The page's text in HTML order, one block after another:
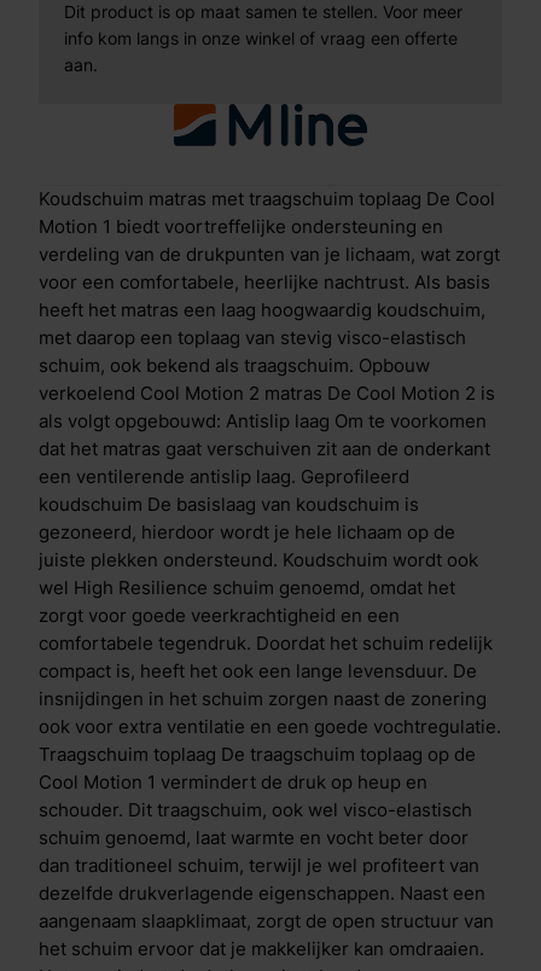
wel High Resilience schuim genoemd, omdat het
zorgt voor goede veerkrachtigheid en een
compact is, heeft het ook een lange levensduur. De
insnijdingen in het schuim zorgen naast de zonering
Traagschuim toplaag De traagschuim toplaag op de
Cool Motion 1 vermindert de druk op heup en
schouder. Dit traagschuim, ook wel visco-elastisch
schuim genoemd, laat warmte en vocht beter door
dan traditioneel schuim, terwijl je wel profiteert van
dezelfde drukverlagende eigenschappen. Naast een
aangenaam slaapklimaat, zorgt de open structuur van
het schuim ervoor dat je makkelijker kan omdraaien.
Het vermindert de druk op uitstekende
lichaamsdelen, zoals schouders en heupen. Daardoor
blijft je doorbloeding optimaal en worden zenuwen
niet afgekneld. Dual action tijk De hoes/tijk bevat de
gepatenteerde HeiQ Cool- en HeiQ Allergen TechTM-
technologie. HeiQ Allergen TechTM-technologie is
een 100% natuurlijke afwerking die blootstelling aan
allergenen van huisstofmijt en huisdieren vermindert,
met behulp van actieve probiotica. De technologie
heeft een dubbele werking die zorgt voor een directe
&eacute;n blijvende temperatuurregulatie. Bij het
eerste contact ervaar je direct verkoeling en lig je in
een comfortabel koel bed. Heb je het alsnog warm in
bed? Dan treedt het tweede proces in werking. Vocht
en warmte worden daarbij direct geabsorbeerd en
afgevoerd. Hoe warmer het wordt, hoe meer
verdamping er plaatsvindt. Anti-allergene en
temperatuur regulerende coating Uniek aan de Cool
Motion is de Aqua- en Copper Coating in de toplaag.
De Aqua Coating is een gepatenteerde coating
Dit product is op maat samen te stellen. Voor meer
info kom langs in onze winkel of vraag een offerte
aan.
Koudschuim matras met traagschuim toplaag De Cool
Motion 1 biedt voortreffelijke ondersteuning en
verdeling van de drukpunten van je lichaam, wat zorgt
voor een comfortabele, heerlijke nachtrust. Als basis
heeft het matras een laag hoogwaardig koudschuim,
met daarop een toplaag van stevig visco-elastisch
schuim, ook bekend als traagschuim. Opbouw
verkoelend Cool Motion 2 matras De Cool Motion 2 is
als volgt opgebouwd: Antislip laag Om te voorkomen
dat het matras gaat verschuiven zit aan de onderkant
een ventilerende antislip laag. Geprofileerd
koudschuim De basislaag van koudschuim is
gezoneerd, hierdoor wordt je hele lichaam op de
juiste plekken ondersteund. Koudschuim wordt ook
wel High Resilience schuim genoemd, omdat het
zorgt voor goede veerkrachtigheid en een
comfortabele tegendruk. Doordat het schuim redelijk
compact is, heeft het ook een lange levensduur. De
insnijdingen in het schuim zorgen naast de zonering
ook voor extra ventilatie en een goede vochtregulatie.
Traagschuim toplaag De traagschuim toplaag op de
Cool Motion 1 vermindert de druk op heup en
schouder. Dit traagschuim, ook wel visco-elastisch
schuim genoemd, laat warmte en vocht beter door
dan traditioneel schuim, terwijl je wel profiteert van
dezelfde drukverlagende eigenschappen. Naast een
aangenaam slaapklimaat, zorgt de open structuur van
het schuim ervoor dat je makkelijker kan omdraaien.